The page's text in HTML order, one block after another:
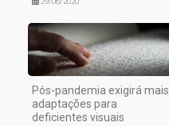
Pós-pandemia exigirá mais
adaptações para
deficientes visuais